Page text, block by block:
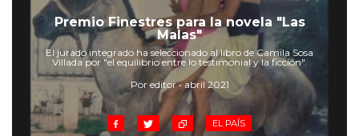
Premio Finestres para la novela "Las
Malas"
El jurado integrado ha seleccionado al libro de Camila Sosa
Villada por "el equilibrio entre lo testimonial y la ficción".
Por editor • abril 2021
EL PAÍS